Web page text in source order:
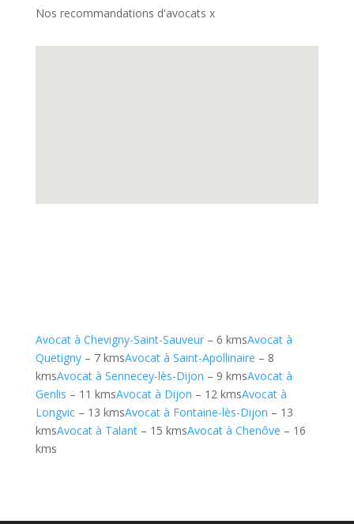
Nos recommandations d'avocats x
Avocat à Chevigny-Saint-Sauveur– 6 kmsAvocat à
Quetigny– 7 kmsAvocat à Saint-Apollinaire – 8
kmsAvocat à Sennecey-lès-Dijon – 9 kmsAvocat à
Genlis – 11 kmsAvocat à Dijon – 12 kmsAvocat à
Longvic– 13 kmsAvocat à Fontaine-lès-Dijon – 13
kmsAvocat à Talant– 15 kmsAvocat à Chenôve – 16
kms